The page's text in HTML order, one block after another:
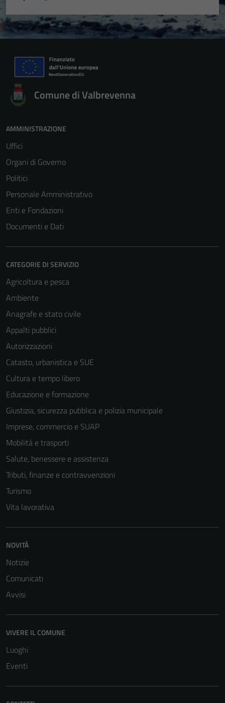
Comune di Valbrevenna
AMMINISTRAZIONE
Uffici
Organi di Governo
Politici
Personale Amministrativo
Enti e Fondazioni
Documenti e Dati
CATEGORIE DI SERVIZIO
Agricoltura e pesca
Ambiente
Anagrafe e stato civile
Appalti pubblici
Autorizzazioni
Catasto, urbanistica e SUE
Cultura e tempo libero
Educazione e formazione
Giustizia, sicurezza pubblica e polizia municipale
Imprese, commercio e SUAP
Mobilità e trasporti
Salute, benessere e assistenza
Tributi, finanze e contravvenzioni
Turismo
Vita lavorativa
NOVITÀ
Notizie
Comunicati
Avvisi
VIVERE IL COMUNE
Luoghi
Eventi